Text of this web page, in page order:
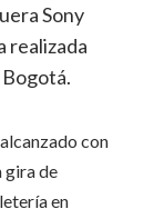
Sony
realizada
con
gira de
en